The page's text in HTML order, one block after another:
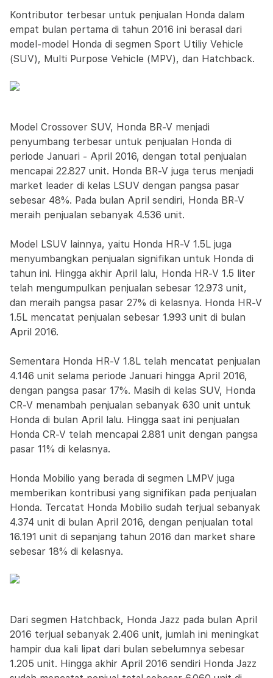
Kontributor terbesar untuk penjualan Honda dalam
empat bulan pertama di tahun 2016 ini berasal dari
model-model Honda di segmen Sport Utiliy Vehicle
(SUV), Multi Purpose Vehicle (MPV), dan Hatchback.
Model Crossover SUV, Honda BR-V menjadi
penyumbang terbesar untuk penjualan Honda di
periode Januari - April 2016, dengan total penjualan
mencapai 22.827 unit. Honda BR-V juga terus menjadi
market leader di kelas LSUV dengan pangsa pasar
sebesar 48%. Pada bulan April sendiri, Honda BR-V
meraih penjualan sebanyak 4.536 unit.
Model LSUV lainnya, yaitu Honda HR-V 1.5L juga
menyumbangkan penjualan signifikan untuk Honda di
tahun ini. Hingga akhir April lalu, Honda HR-V 1.5 liter
telah mengumpulkan penjualan sebesar 12.973 unit,
dan meraih pangsa pasar 27% di kelasnya. Honda HR-V
1.5L mencatat penjualan sebesar 1.993 unit di bulan
April 2016.
Sementara Honda HR-V 1.8L telah mencatat penjualan
4.146 unit selama periode Januari hingga April 2016,
dengan pangsa pasar 17%. Masih di kelas SUV, Honda
CR-V menambah penjualan sebanyak 630 unit untuk
Honda di bulan April lalu. Hingga saat ini penjualan
Honda CR-V telah mencapai 2.881 unit dengan pangsa
pasar 11% di kelasnya.
Honda Mobilio yang berada di segmen LMPV juga
memberikan kontribusi yang signifikan pada penjualan
Honda. Tercatat Honda Mobilio sudah terjual sebanyak
4.374 unit di bulan April 2016, dengan penjualan total
16.191 unit di sepanjang tahun 2016 dan market share
sebesar 18% di kelasnya.
Dari segmen Hatchback, Honda Jazz pada bulan April
2016 terjual sebanyak 2.406 unit, jumlah ini meningkat
hampir dua kali lipat dari bulan sebelumnya sebesar
1.205 unit. Hingga akhir April 2016 sendiri Honda Jazz